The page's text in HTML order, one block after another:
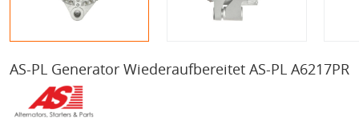
AS-PL Generator Wiederaufbereitet AS-PL A6217PR